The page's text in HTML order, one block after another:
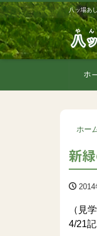
八ッ場あ
ホ
ホー
新
（見
4/21記